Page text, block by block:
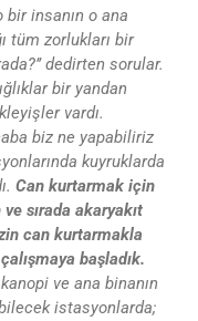
bir insanın o ana
tüm zorlukları bir
dedirten sorular.
bir yandan
vardı.
biz ne yapabiliriz
kuyruklarda
Can kurtarmak için
sırada akaryakıt
can kurtarmakla
başladık.
ve ana binanın
istasyonlarda;